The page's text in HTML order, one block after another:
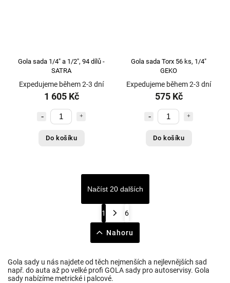
Gola sada 1/4" a 1/2", 94 dílů -
SATRA
Expedujeme během 2-3 dní
1 605 Kč
Do košíku
Gola sada Torx 56 ks, 1/4"
GEKO
Expedujeme během 2-3 dní
575 Kč
Do košíku
Načíst 20 dalších
1 6
Nahoru
Gola sady u nás najdete od těch nejmenších a nejlevnějších sad
např. do auta až po velké profi GOLA sady pro autoservisy. Gola
sady nabízíme metrické i palcové.